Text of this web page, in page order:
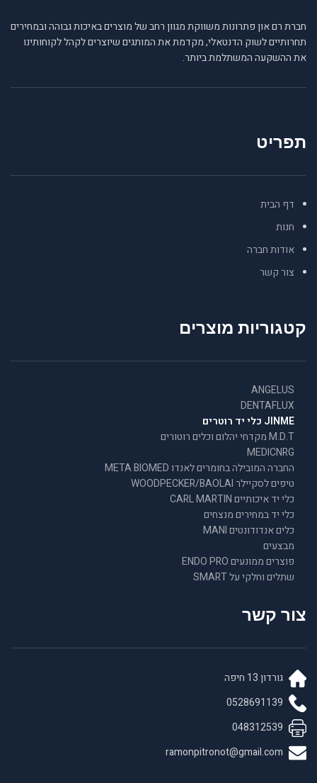
חברת רם און פתרונות משווקת מגוון רחב של מוצרים באיכות גבוהה ובמחירים
תחרותיים לשוק הדנטאלי, מקדמת את המותגים שיוצרים לקהל לקוחותינו
את ההשקעה המשתלמת ביותר.
תפריט
דף הבית
חנות
אודות חברה
צור קשר
קטגוריות מוצרים
ANGELUS
DENTAFLUX
JINME כלי יד רוטרים
M.D.T מקדחי יהלום וכלים רוטורים
MEDICNRG
החברה המובילה בחומרים לאנדו META BIOMED
טיפים לסקיילר WOODPECKER/BAOLAI
כלי יד איכותיים CARL MARTIN
כלי יד במחירים מנצחים
כלים אנדודונטים MANI
מבצעים
פוצרים ממונעים ENDO PRO
שתלים וחלקי על SMART
צור קשר
גורדון 13 חיפה
0528691139
048312539
ramonpitronot@gmail.com